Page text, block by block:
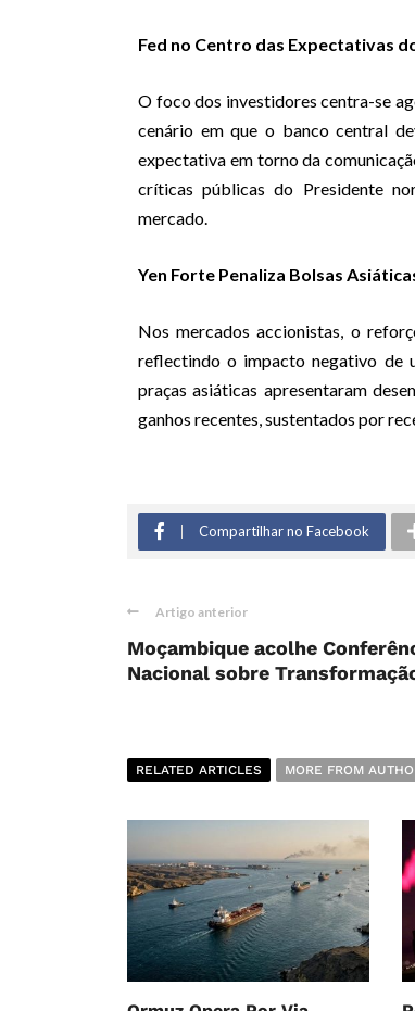
Fed no Centro das Expectativas
O foco dos investidores centra-se
cenário em que o banco central
expectativa em torno da
críticas públicas do Presidente
mercado.
Yen Forte Penaliza Bolsas
Nos mercados accionistas, o
reflectindo o impacto negativo de
praças asiáticas apresentaram
ganhos recentes, sustentados por
Compartilhar no Facebook
Artigo anterior
Moçambique acolhe
Nacional sobre
RELATED ARTICLES MORE FROM